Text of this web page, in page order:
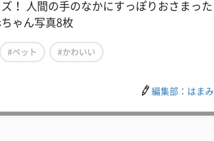
！ 人間の手のなかにすっぽりおさまった
ゃん写真8枚
#ペット #かわいい
編集部：はまみ